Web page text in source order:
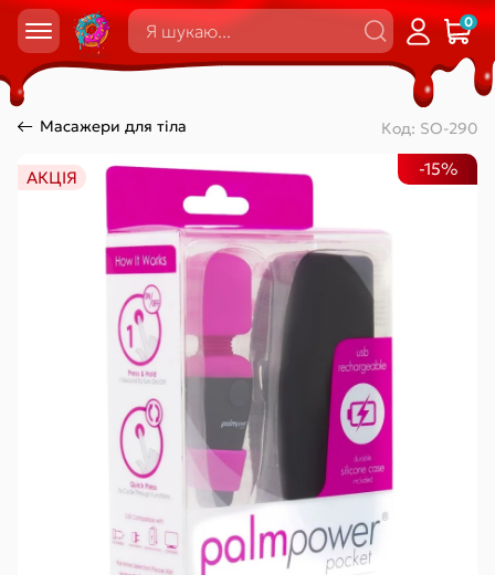
0
Масажери для тіла Код: SO-290
АКЦІЯ -15%